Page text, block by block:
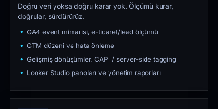
Doğru veri yoksa doğru karar yok. Ölçümü kurar,
doğrular, sürdürürüz.
GA4 event mimarisi, e-ticaret/lead ölçümü
GTM düzeni ve hata önleme
Gelişmiş dönüşümler, CAPI / server-side tagging
Looker Studio panoları ve yönetim raporları